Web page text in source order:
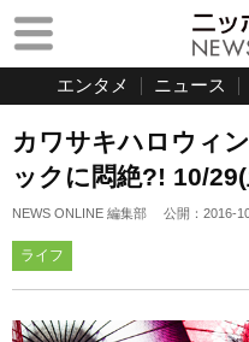
エンタメ ニュース
カワサキハロウィ
ックに悶絶?! 10/
NEWS ONLINE 編集部 公開： 2016-
ライフ